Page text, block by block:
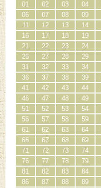
01 02 03 04
06
07 08 09
11
12 13 14
16
17 18 19
21
22 23 24
26
27 28 29
31
32 33 34
36
37 38 39
41
42 43 44
46
47 48 49
51
52 53 54
56
57 58 59
61
62 63 64
66
67 68 69
71
72 73 74
76
77 78 79
81
82 83 84
86
87 88 89